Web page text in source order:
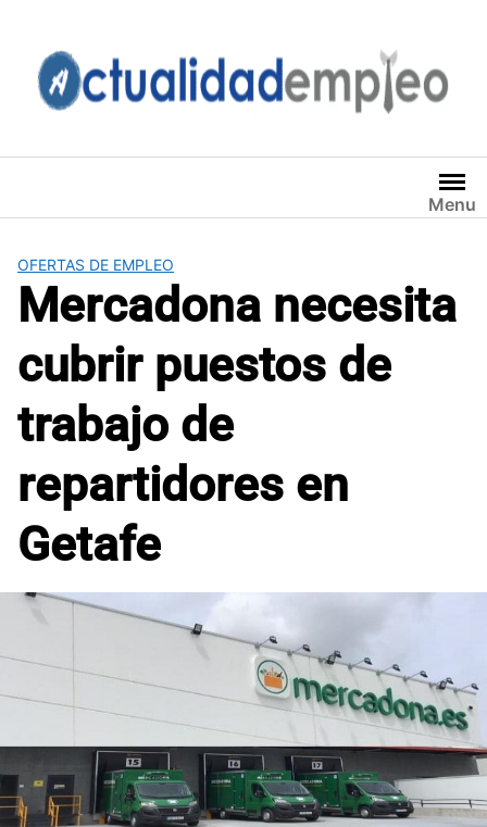
contenido
Menu
OFERTAS DE EMPLEO
Mercadona necesita
cubrir puestos de
trabajo de
repartidores en
Getafe